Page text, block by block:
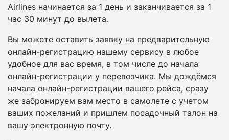
Airlines начинается за 1 день и заканчивается за 1
час 30 минут до вылета.
Вы можете оставить заявку на предварительную
онлайн-регистрацию нашему сервису в любое
удобное для вас время, в том числе до начала
онлайн-регистрации у перевозчика. Мы дождёмся
начала онлайн-регистрации вашего рейса, сразу
же забронируем вам место в самолете с учетом
ваших пожеланий и пришлем посадочный талон на
вашу электронную почту.